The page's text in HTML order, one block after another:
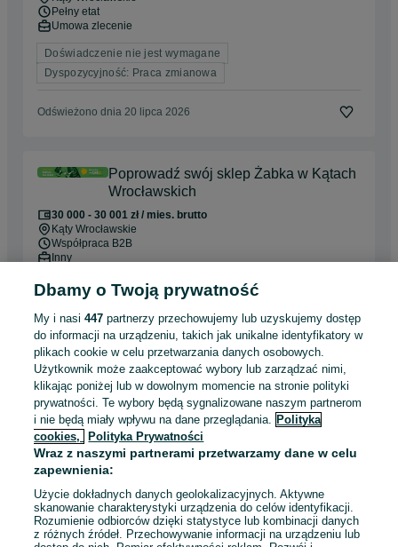
Pełny etat
Umowa zlecenie
Doświadczenie nie jest wymagane
Dyspozycyjność: Praca zmianowa
Odświeżono dnia 20 lipca 2026
Poprowadź swój sklep Żabka w Kątach
Wrocławskich
30 000 - 30 001 zł / mies. brutto
Kąty Wrocławskie
Współpraca B2B
Inny
Doświadczenie nie jest wymagane
Pracownicy z Ukrainy: 🇺🇦 Запрошуємо людей з України
(Zapraszamy pracowników z Ukrainy)
Odświeżono dnia 03 sierpnia 2026
Ślusarz na produkcji (m/k) - INMED
INMED S.A.
Krępice
Pełny etat
Umowa o pracę
Dbamy o Twoją prywatność
My i nasi447 partnerzy przechowujemy lub uzyskujemy dostęp
do informacji na urządzeniu, takich jak unikalne identyfikatory w
plikach cookie w celu przetwarzania danych osobowych.
Użytkownik może zaakceptować wybory lub zarządzać nimi,
klikając poniżej lub w dowolnym momencie na stronie polityki
prywatności. Te wybory będą sygnalizowane naszym partnerom
i nie będą miały wpływu na dane przeglądania. Polityka
cookies,
Polityka Prywatności
Wraz z naszymi partnerami przetwarzamy dane w celu
zapewnienia:
Użycie dokładnych danych geolokalizacyjnych. Aktywne
skanowanie charakterystyki urządzenia do celów identyfikacji.
Rozumienie odbiorców dzięki statystyce lub kombinacji danych
z różnych źródeł. Przechowywanie informacji na urządzeniu lub